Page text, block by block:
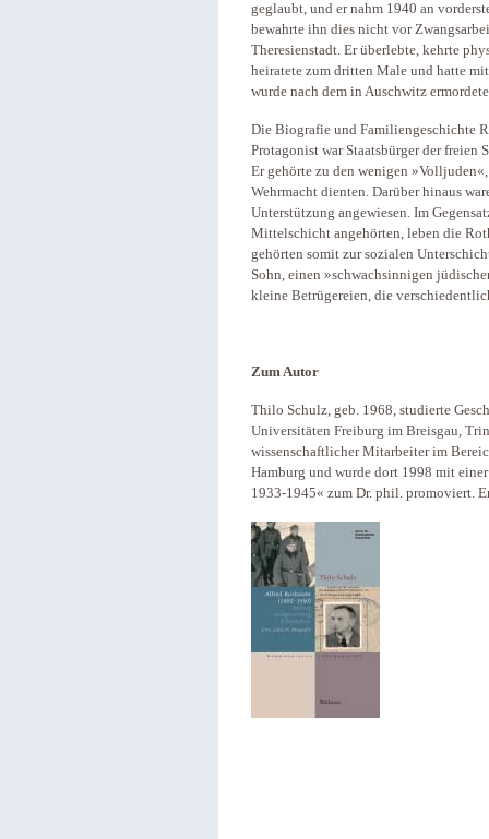
geglaubt, und er nahm 1940 an
bewahrte ihn dies nicht vor
Theresienstadt. Er überlebte, kehrte
heiratete zum dritten Male und hatte
wurde nach dem in Auschwitz
Die Biografie und Familiengeschichte
Protagonist war Staatsbürger der freien
Er gehörte zu den wenigen
Wehrmacht dienten. Darüber hinaus
Unterstützung angewiesen. Im
Mittelschicht angehörten, leben die
gehörten somit zur sozialen
Sohn, einen »schwachsinnigen
kleine Betrügereien, die
Zum Autor
Thilo Schulz, geb. 1968, studierte
Universitäten Freiburg im Breisgau,
wissenschaftlicher Mitarbeiter im
Hamburg und wurde dort 1998 mit
1933-1945« zum Dr. phil. promoviert.